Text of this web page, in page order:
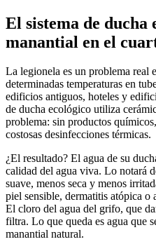
El sistema de ducha
manantial en el
La legionela es un problema real
determinadas temperaturas en
edificios antiguos, hoteles y
de ducha ecológico utiliza
problema: sin productos
costosas desinfecciones térmicas.
¿El resultado? El agua de su
calidad del agua viva. Lo notará
suave, menos seca y menos
piel sensible, dermatitis atópica o
El cloro del agua del grifo, que
filtra. Lo que queda es agua que
manantial natural.